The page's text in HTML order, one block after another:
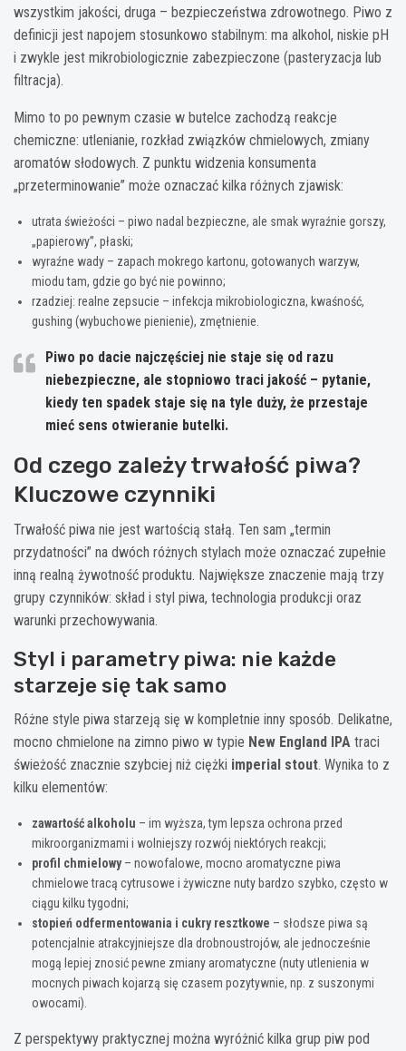
wszystkim jakości, druga – bezpieczeństwa zdrowotnego. Piwo z
definicji jest napojem stosunkowo stabilnym: ma alkohol, niskie pH
i zwykle jest mikrobiologicznie zabezpieczone (pasteryzacja lub
filtracja).
Mimo to po pewnym czasie w butelce zachodzą reakcje
chemiczne: utlenianie, rozkład związków chmielowych, zmiany
aromatów słodowych. Z punktu widzenia konsumenta
„przeterminowanie” może oznaczać kilka różnych zjawisk:
utrata świeżości – piwo nadal bezpieczne, ale smak wyraźnie gorszy,
„papierowy”, płaski;
wyraźne wady – zapach mokrego kartonu, gotowanych warzyw,
miodu tam, gdzie go być nie powinno;
rzadziej: realne zepsucie – infekcja mikrobiologiczna, kwaśność,
gushing (wybuchowe pienienie), zmętnienie.
Piwo po dacie najczęściej nie staje się od razu
niebezpieczne, ale stopniowo traci jakość – pytanie,
kiedy ten spadek staje się na tyle duży, że przestaje
mieć sens otwieranie butelki.
Od czego zależy trwałość piwa?
Kluczowe czynniki
Trwałość piwa nie jest wartością stałą. Ten sam „termin
przydatności” na dwóch różnych stylach może oznaczać zupełnie
inną realną żywotność produktu. Największe znaczenie mają trzy
grupy czynników: skład i styl piwa, technologia produkcji oraz
warunki przechowywania.
Styl i parametry piwa: nie każde
starzeje się tak samo
Różne style piwa starzeją się w kompletnie inny sposób. Delikatne,
mocno chmielone na zimno piwo w typie New England IPA traci
świeżość znacznie szybciej niż ciężki imperial stout. Wynika to z
kilku elementów:
zawartość alkoholu – im wyższa, tym lepsza ochrona przed
mikroorganizmami i wolniejszy rozwój niektórych reakcji;
profil chmielowy– nowofalowe, mocno aromatyczne piwa
chmielowe tracą cytrusowe i żywiczne nuty bardzo szybko, często w
ciągu kilku tygodni;
stopień odfermentowania i cukry resztkowe – słodsze piwa są
potencjalnie atrakcyjniejsze dla drobnoustrojów, ale jednocześnie
mogą lepiej znosić pewne zmiany aromatyczne (nuty utlenienia w
mocnych piwach kojarzą się czasem pozytywnie, np. z suszonymi
owocami).
Z perspektywy praktycznej można wyróżnić kilka grup piw pod